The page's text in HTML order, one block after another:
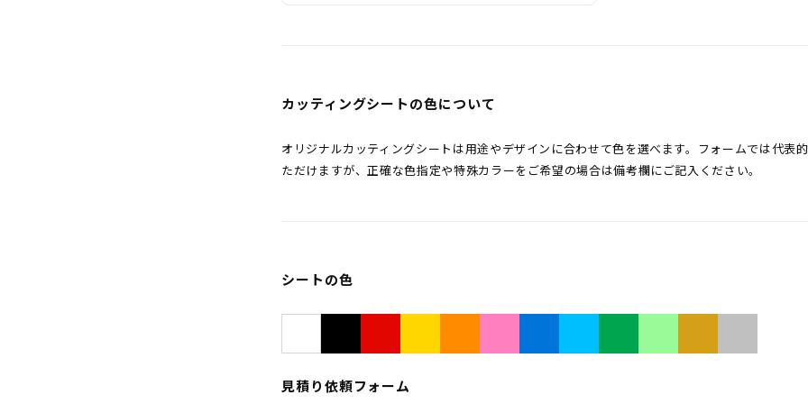
カッティングシートの色について
オリジナルカッティングシートは用途やデザインに合わせて色を選べます。フォームでは代表
ただけますが、正確な色指定や特殊カラーをご希望の場合は備考欄にご記入ください。
シートの色
見積り依頼フォーム